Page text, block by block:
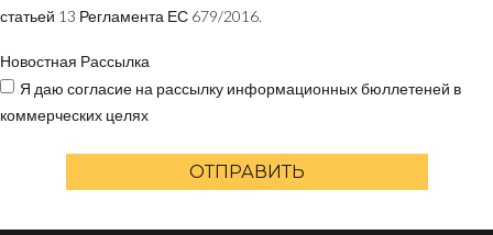
статьей 13 Регламента ЕС 679/2016.
Новостная Рассылка
Я даю согласие на рассылку информационных бюллетеней в
коммерческих целях
ОТПРАВИТЬ